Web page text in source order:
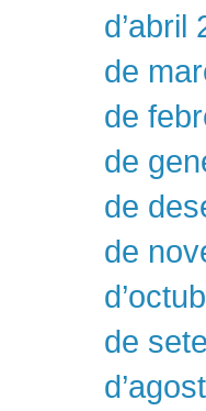
d’abril
de
de
de
de
de
de